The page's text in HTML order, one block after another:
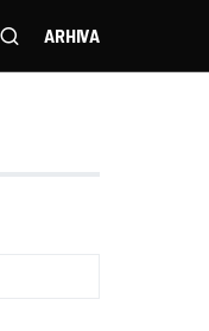
ARHIVA